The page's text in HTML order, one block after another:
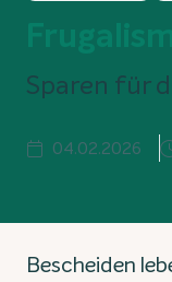
Sparen für
04.02.2026
Bescheiden